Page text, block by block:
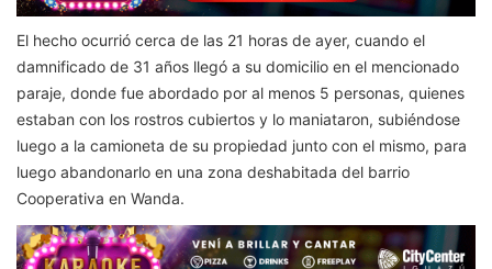
El hecho ocurrió cerca de las 21 horas de ayer, cuando el
damnificado de 31 años llegó a su domicilio en el mencionado
paraje, donde fue abordado por al menos 5 personas, quienes
estaban con los rostros cubiertos y lo maniataron, subiéndose
luego a la camioneta de su propiedad junto con el mismo, para
luego abandonarlo en una zona deshabitada del barrio
Cooperativa en Wanda.